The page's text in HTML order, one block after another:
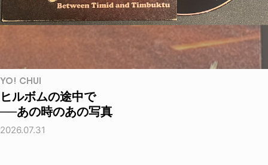
YO! CHUI
ヒルボムの途中で
──あの時のあの写真
2026.07.31